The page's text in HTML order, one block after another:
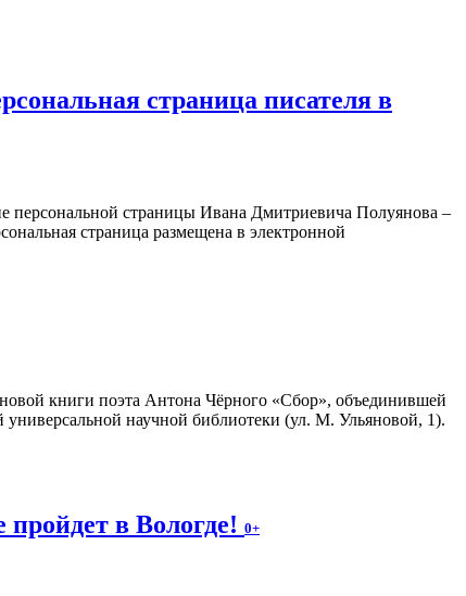
страница писателя в
персональной страницы Ивана Дмитриевича Полуянова –
страница размещена в электронной
книги поэта Антона Чёрного «Сбор», объединившей
универсальной научной библиотеки (ул. М. Ульяновой, 1).
в Вологде! 0+